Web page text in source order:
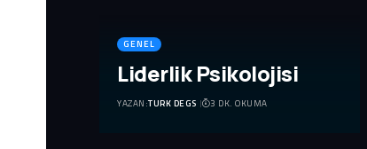
GENEL
Liderlik Psikolojisi
YAZAN:TURK DEGS 3 DK. OKUMA